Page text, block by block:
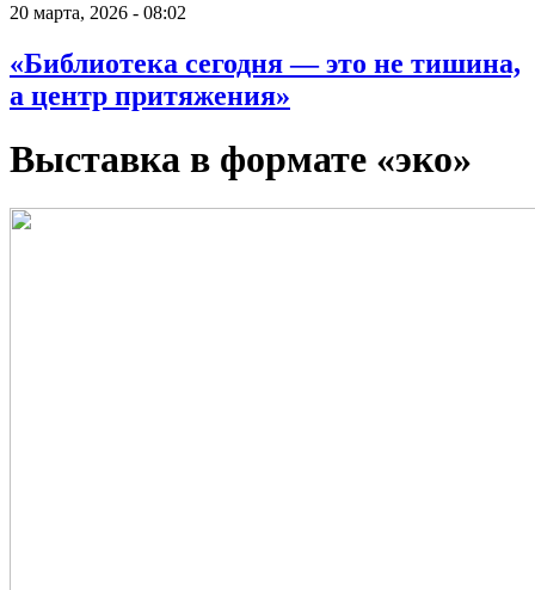
20 марта, 2026 - 08:02
«Библиотека сегодня — это не тишина,
а центр притяжения»
Выставка в формате «эко»